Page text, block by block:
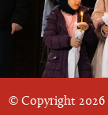
© Copyright 2026